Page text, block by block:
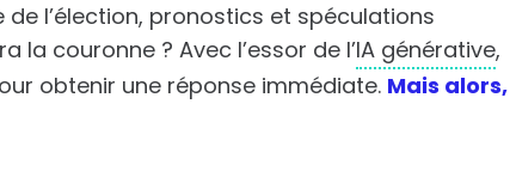
de l’élection, pronostics et spéculations
la couronne ? Avec l’essor de l’IA générative,
obtenir une réponse immédiate. Mais alors,